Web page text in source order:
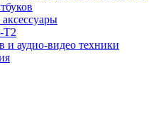
T2
и аудио-видео техники